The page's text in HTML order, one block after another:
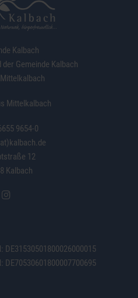
Kalbach
Gemeinde Kalbach
Mittelkalbach
9654-0
12
Kalbach
DE31530501800026000015
DE70530601800007700695